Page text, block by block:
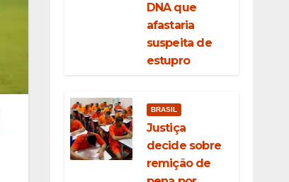
DNA que
afastaria
suspeita de
estupro
BRASIL
Justiça
decide sobre
remição de